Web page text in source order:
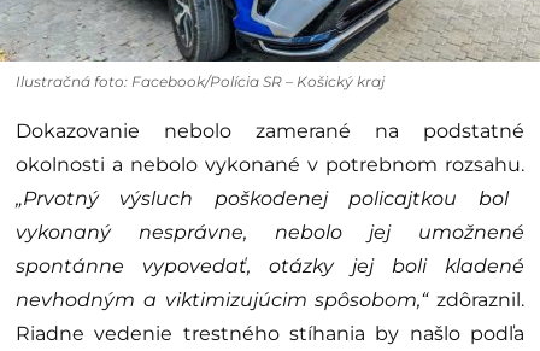
Ilustračná foto: Facebook/Polícia SR – Košický kraj
Dokazovanie nebolo zamerané na podstatné
okolnosti a nebolo vykonané v potrebnom rozsahu.
„Prvotný výsluch poškodenej policajtkou bol
vykonaný nesprávne, nebolo jej umožnené
spontánne vypovedať, otázky jej boli kladené
nevhodným a viktimizujúcim spôsobom,“zdôraznil.
Riadne vedenie trestného stíhania by našlo podľa